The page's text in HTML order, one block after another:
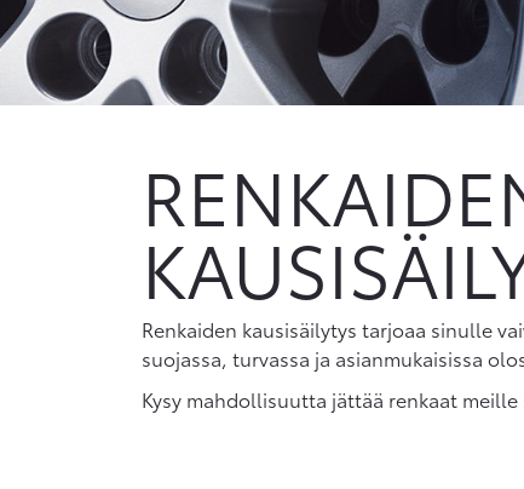
Renkaiden kausisäilytys tarjoaa sinulle
suojassa, turvassa ja asianmukaisissa
Kysy mahdollisuutta jättää renkaat meille